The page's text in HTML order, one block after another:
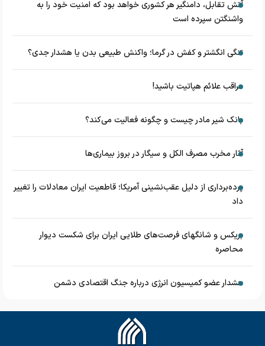
آتش تقابل، دامنگیر هر کشوری خواهد بود که امنیت خود را به
واشنگتن سپرده است
تنگی انگشتر و کفش در گرما؛ واکنش طبیعی بدن یا هشدار جدی؟
مراقب علائم هپاتیت باشید!
بانک شیر مادر چیست و چگونه فعالیت می‌کند؟
آثار مخرب مصرف الکل و سیگار در بروز بیماری‌ها
پرده‌برداری از دلیل عقب‌نشینی آمریکا؛ قاطعیت ایران معادلات را تغییر
داد
بریکس و شانگهای فرصت‌های طلایی ایران برای شکست دیوار
محاصره
هشدار عضو کمیسیون انرژی درباره جنگ اقتصادی دشمن